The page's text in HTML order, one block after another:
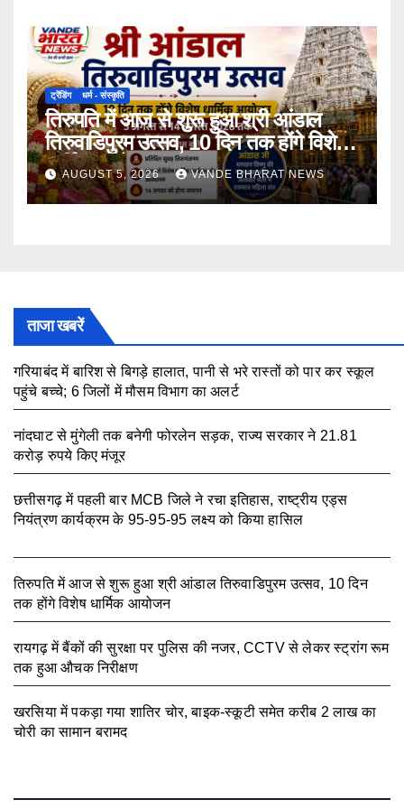
ट्रेंडिंग धर्म - संस्कृति
तिरुपति में आज से शुरू हुआ श्री आंडाल
तिरुवाडिपुरम उत्सव, 10 दिन तक होंगे विशेष
धार्मिक आयोजन
AUGUST 5, 2026 VANDE BHARAT NEWS
ताजा खबरें
गरियाबंद में बारिश से बिगड़े हालात, पानी से भरे रास्तों को पार कर स्कूल
पहुंचे बच्चे; 6 जिलों में मौसम विभाग का अलर्ट
नांदघाट से मुंगेली तक बनेगी फोरलेन सड़क, राज्य सरकार ने 21.81
करोड़ रुपये किए मंजूर
छत्तीसगढ़ में पहली बार MCB जिले ने रचा इतिहास, राष्ट्रीय एड्स
नियंत्रण कार्यक्रम के 95-95-95 लक्ष्य को किया हासिल
तिरुपति में आज से शुरू हुआ श्री आंडाल तिरुवाडिपुरम उत्सव, 10 दिन
तक होंगे विशेष धार्मिक आयोजन
रायगढ़ में बैंकों की सुरक्षा पर पुलिस की नजर, CCTV से लेकर स्ट्रांग रूम
तक हुआ औचक निरीक्षण
खरसिया में पकड़ा गया शातिर चोर, बाइक-स्कूटी समेत करीब 2 लाख का
चोरी का सामान बरामद